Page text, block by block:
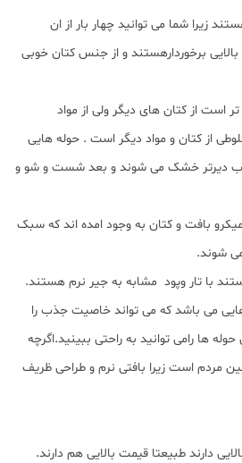
زیرا شما می توانید چهار بار از ان
برخوردارهستند و از جنس کتان خوبی
از کتان های دیگر ولی از مواد
از کتان و مواد دیگر است . حوله هایی
دیرتر خشک می شوند و بعد شست و شو و
بافت و کتان به وجود امده اند که سبک
شوند.
با تار وپود مشابه به جیر نرم هستند.
می باشد که می تواند خاصیت جذب را
ها رامی توانید به راحتی ببینید.اگرچه
مردم است زیرا بافتی نرم و طراحی ظریف
دارند طبیعتا قیمت بالایی هم دارند.